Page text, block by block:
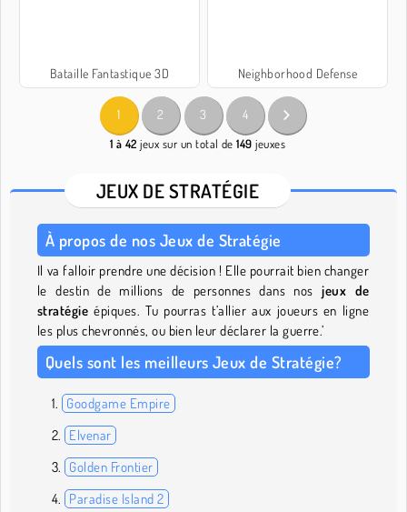
Bataille Fantastique 3D Neighborhood Defense
1 2 3 4
1 à 42 jeux sur un total de149 jeuxes
JEUX DE STRATÉGIE
À propos de nos Jeux de Stratégie
Il va falloir prendre une décision ! Elle pourrait bien changer
le destin de millions de personnes dans nosjeux de
stratégie épiques. Tu pourras t’allier aux joueurs en ligne
les plus chevronnés, ou bien leur déclarer la guerre.’
Quels sont les meilleurs Jeux de Stratégie?
Goodgame Empire
Elvenar
Golden Frontier
Paradise Island 2